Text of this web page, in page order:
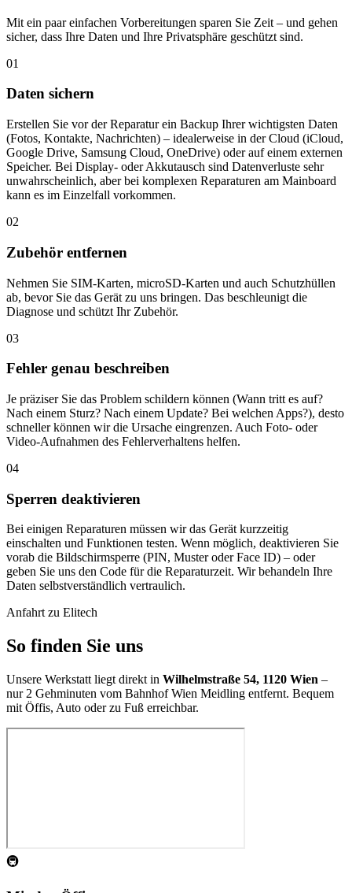
Mit ein paar einfachen Vorbereitungen sparen Sie Zeit – und gehen
sicher, dass Ihre Daten und Ihre Privatsphäre geschützt sind.
01
Daten sichern
Erstellen Sie vor der Reparatur ein Backup Ihrer wichtigsten Daten
(Fotos, Kontakte, Nachrichten) – idealerweise in der Cloud (iCloud,
Google Drive, Samsung Cloud, OneDrive) oder auf einem externen
Speicher. Bei Display- oder Akkutausch sind Datenverluste sehr
unwahrscheinlich, aber bei komplexen Reparaturen am Mainboard
kann es im Einzelfall vorkommen.
02
Zubehör entfernen
Nehmen Sie SIM-Karten, microSD-Karten und auch Schutzhüllen
ab, bevor Sie das Gerät zu uns bringen. Das beschleunigt die
Diagnose und schützt Ihr Zubehör.
03
Fehler genau beschreiben
Je präziser Sie das Problem schildern können (Wann tritt es auf?
Nach einem Sturz? Nach einem Update? Bei welchen Apps?), desto
schneller können wir die Ursache eingrenzen. Auch Foto- oder
Video-Aufnahmen des Fehlerverhaltens helfen.
04
Sperren deaktivieren
Bei einigen Reparaturen müssen wir das Gerät kurzzeitig
einschalten und Funktionen testen. Wenn möglich, deaktivieren Sie
vorab die Bildschirmsperre (PIN, Muster oder Face ID) – oder
geben Sie uns den Code für die Reparaturzeit. Wir behandeln Ihre
Daten selbstverständlich vertraulich.
Anfahrt zu Elitech
So finden Sie uns
Unsere Werkstatt liegt direkt in Wilhelmstraße 54, 1120 Wien –
nur 2 Gehminuten vom Bahnhof Wien Meidling entfernt. Bequem
mit Öffis, Auto oder zu Fuß erreichbar.
🚇